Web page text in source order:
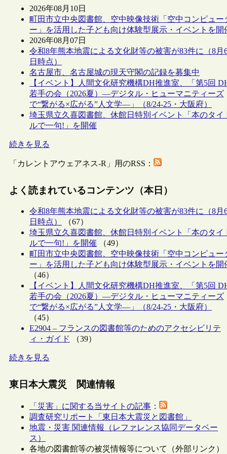
2026年08月10日
町田市立中央図書館、空中映像技術「空中コンピュー
ー」を活用した子ども向け体験型展示・イベントを開
2026年08月07日
令和8年熊本地震による文化財等の被害が83件に（8月
日時点）
名古屋市、名古屋城の現天守閣の記録を募集中
【イベント】人間文化研究機構DH推進室、「第5回
若手の会（2026夏）―デジタル・ヒューマニティーズ
で“繋がる×広がる”人文学―」（8/24-25・大阪府）
埼玉県立久喜図書館、休館日特別イベント「本のタイ
ルで一句!」を開催
続きを見る
「カレントアウェアネス-R」用のRSS：
よく読まれているコンテンツ（本日）
令和8年熊本地震による文化財等の被害が83件に（8月
日時点）
（67）
埼玉県立久喜図書館、休館日特別イベント「本のタイ
ルで一句!」を開催 （49）
町田市立中央図書館、空中映像技術「空中コンピュー
ー」を活用した子ども向け体験型展示・イベントを開
（46）
【イベント】人間文化研究機構DH推進室、「第5回
若手の会（2026夏）―デジタル・ヒューマニティーズ
で“繋がる×広がる”人文学―」（8/24-25・大阪府）
（45）
E2904 – フランスの図書館等のためのアクセシビリテ
ィ・ガイド
（39）
続きを見る
東日本大震災 関連情報
「災害」に関する当サイトの記事 ：
調査研究リポート「東日本大震災と図書館」
地震・災害 関連情報（レファレンス協同データベー
ス）
各地の図書館等の被災情報等について（外部リンク）